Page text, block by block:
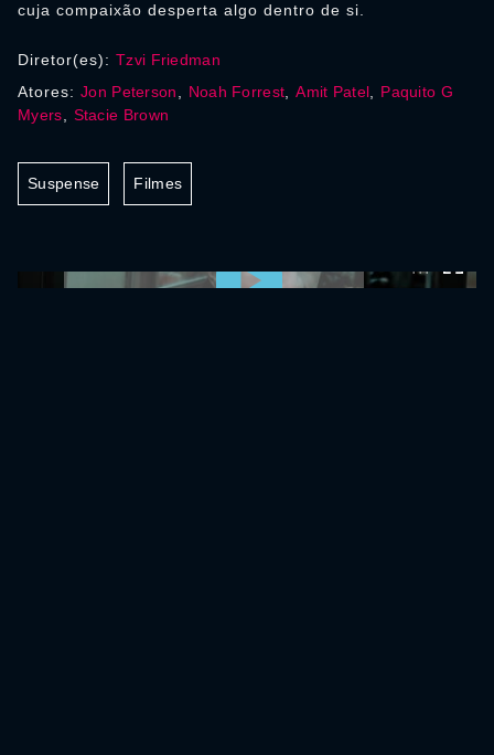
cuja compaixão desperta algo dentro de si.
Diretor(es): Tzvi Friedman
Atores: Jon Peterson Noah Forrest ,Amit Patel
Paquito G
Myers
Stacie Brown
Suspense Filmes